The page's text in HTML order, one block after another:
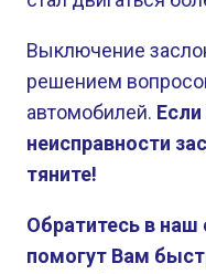
Выключение
решением
автомобилей.
неисправности
тяните!
Обратитесь в
помогут Вам